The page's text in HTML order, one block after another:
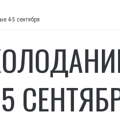
4-5 сентября